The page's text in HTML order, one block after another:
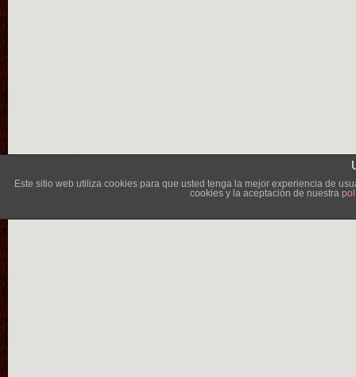
Este sitio web utiliza cookies para que usted tenga la mejor experiencia de
cookies y la aceptación de nuestra